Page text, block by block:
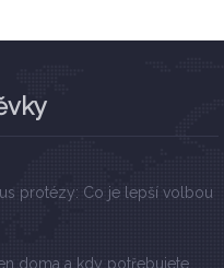
protézy: Co je lepší volbou
doma a kdy potřebujete